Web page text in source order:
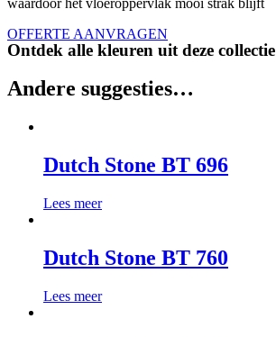
waardoor het vloeroppervlak mooi strak blijft
OFFERTE AANVRAGEN
Ontdek alle kleuren uit deze collectie
Andere suggesties…
Dutch Stone BT 696
Lees meer
Dutch Stone BT 760
Lees meer